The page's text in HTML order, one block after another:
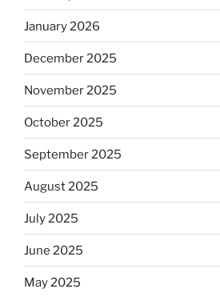
January 2026
December 2025
November 2025
October 2025
September 2025
August 2025
July 2025
June 2025
May 2025